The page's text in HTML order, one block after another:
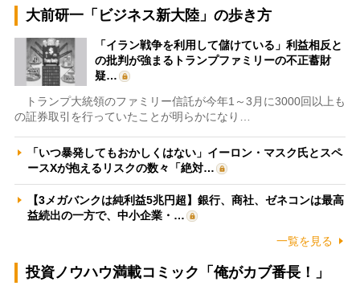
大前研一「ビジネス新大陸」の歩き方
「イラン戦争を利用して儲けている」利益相反と
の批判が強まるトランプファミリーの不正蓄財
疑…
トランプ大統領のファミリー信託が今年1～3月に3000回以上も
の証券取引を行っていたことが明らかになり…
「いつ暴発してもおかしくはない」イーロン・マスク氏とスペ
ースXが抱えるリスクの数々「絶対…
【3メガバンクは純利益5兆円超】銀行、商社、ゼネコンは最高
益続出の一方で、中小企業・…
一覧を見る
投資ノウハウ満載コミック「俺がカブ番長！」